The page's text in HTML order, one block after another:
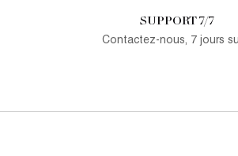
SUPPORT 7/7
Contactez-nous, 7 jours